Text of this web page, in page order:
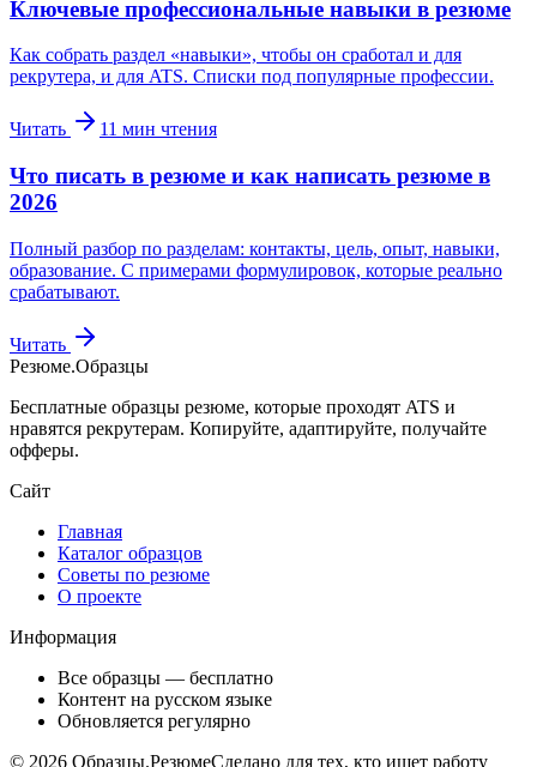
Ключевые профессиональные навыки в резюме
Как собрать раздел «навыки», чтобы он сработал и для
рекрутера, и для ATS. Списки под популярные профессии.
Читать 11 мин чтения
Что писать в резюме и как написать резюме в
2026
Полный разбор по разделам: контакты, цель, опыт, навыки,
образование. С примерами формулировок, которые реально
срабатывают.
Читать
Резюме.Образцы
Бесплатные образцы резюме, которые проходят ATS и
нравятся рекрутерам. Копируйте, адаптируйте, получайте
офферы.
Сайт
Главная
Каталог образцов
Советы по резюме
О проекте
Информация
Все образцы — бесплатно
Контент на русском языке
Обновляется регулярно
© 2026 Образцы.РезюмеСделано для тех, кто ищет работу